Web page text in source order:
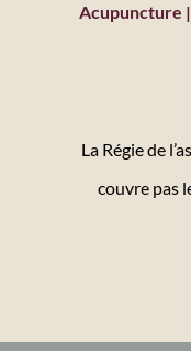
Acupuncture
La Régie de
couvre pas